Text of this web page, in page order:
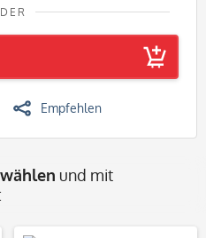
Empfehlen
und mit